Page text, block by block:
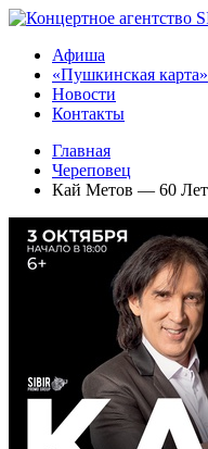
Афиша
«Пушкинская карта»
Новости
Контакты
Главная
Череповец
Кай Метов — 60